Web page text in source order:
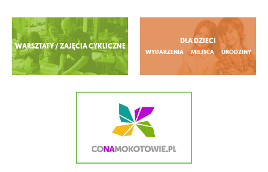
Zobacz więcej
WARSZTATY / ZAJĘCIA CYKLICZNE
DLA DZIECI
WYDARZENIA MIEJSCA URODZINY